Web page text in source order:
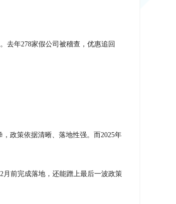
去年278家假公司被稽查，优惠追回
政策依据清晰、落地性强。而2025年
月前完成落地，还能蹭上最后一波政策